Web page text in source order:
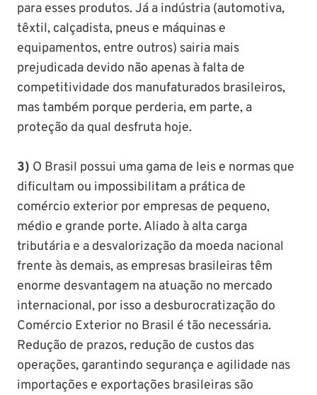
para esses produtos. Já a indústria (automotiva,
têxtil, calçadista, pneus e máquinas e
equipamentos, entre outros) sairia mais
prejudicada devido não apenas à falta de
competitividade dos manufaturados brasileiros,
mas também porque perderia, em parte, a
proteção da qual desfruta hoje.
3) O Brasil possui uma gama de leis e normas que
dificultam ou impossibilitam a prática de
comércio exterior por empresas de pequeno,
médio e grande porte. Aliado à alta carga
tributária e a desvalorização da moeda nacional
frente às demais, as empresas brasileiras têm
enorme desvantagem na atuação no mercado
internacional, por isso a desburocratização do
Comércio Exterior no Brasil é tão necessária.
Redução de prazos, redução de custos das
operações, garantindo segurança e agilidade nas
importações e exportações brasileiras são